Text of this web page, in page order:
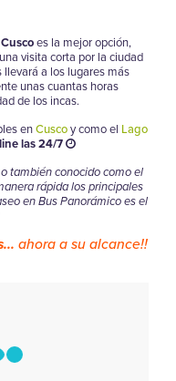
es la mejor opción,
visita corta por la ciudad
llevará a los lugares más
unas cuantas horas
de los incas.
enCuscoy como el Lago
las 24/7
también conocido como el
rápida los principales
en Bus Panorámico es el
ahora a su alcance!!